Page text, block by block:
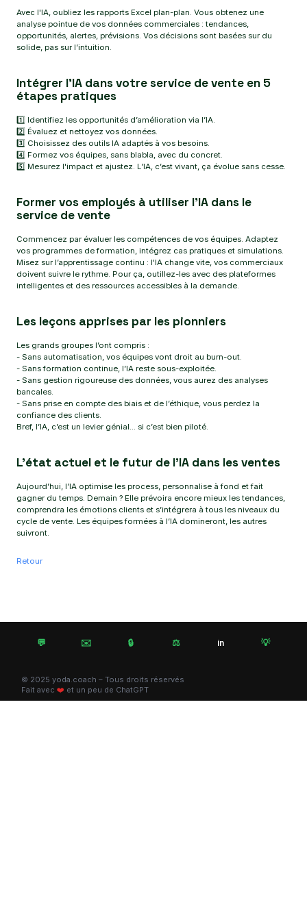
Avec l'IA, oubliez les rapports Excel plan-plan. Vous obtenez une
analyse pointue de vos données commerciales : tendances,
opportunités, alertes, prévisions. Vos décisions sont basées sur du
solide, pas sur l’intuition.
Intégrer l’IA dans votre service de vente en 5
étapes pratiques
1️⃣ Identifiez les opportunités d’amélioration via l’IA.
2️⃣ Évaluez et nettoyez vos données.
3️⃣ Choisissez des outils IA adaptés à vos besoins.
4️⃣ Formez vos équipes, sans blabla, avec du concret.
5️⃣ Mesurez l'impact et ajustez. L’IA, c’est vivant, ça évolue sans cesse.
Former vos employés à utiliser l’IA dans le
service de vente
Commencez par évaluer les compétences de vos équipes. Adaptez
vos programmes de formation, intégrez cas pratiques et simulations.
Misez sur l’apprentissage continu : l'IA change vite, vos commerciaux
doivent suivre le rythme. Pour ça, outillez-les avec des plateformes
intelligentes et des ressources accessibles à la demande.
Les leçons apprises par les pionniers
Les grands groupes l’ont compris :
- Sans automatisation, vos équipes vont droit au burn-out.
- Sans formation continue, l’IA reste sous-exploitée.
- Sans gestion rigoureuse des données, vous aurez des analyses
bancales.
- Sans prise en compte des biais et de l’éthique, vous perdez la
confiance des clients.
Bref, l’IA, c’est un levier génial... si c’est bien piloté.
L’état actuel et le futur de l’IA dans les ventes
Aujourd’hui, l’IA optimise les process, personnalise à fond et fait
gagner du temps. Demain ? Elle prévoira encore mieux les tendances,
comprendra les émotions clients et s’intégrera à tous les niveaux du
cycle de vente. Les équipes formées à l’IA domineront, les autres
suivront.
Retour
💬 ✉️ 🔒 ⚖️ in 💡
© 2025 yoda.coach – Tous droits réservés
Fait avec ❤️ et un peu de ChatGPT